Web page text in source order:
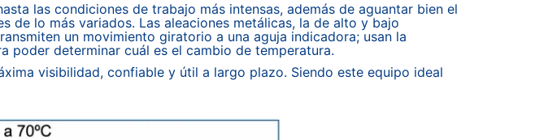
las condiciones de trabajo más intensas, además de aguantar bien el
lo más variados. Las aleaciones metálicas, la de alto y bajo
un movimiento giratorio a una aguja indicadora; usan la
poder determinar cuál es el cambio de temperatura.
visibilidad, confiable y útil a largo plazo. Siendo este equipo ideal